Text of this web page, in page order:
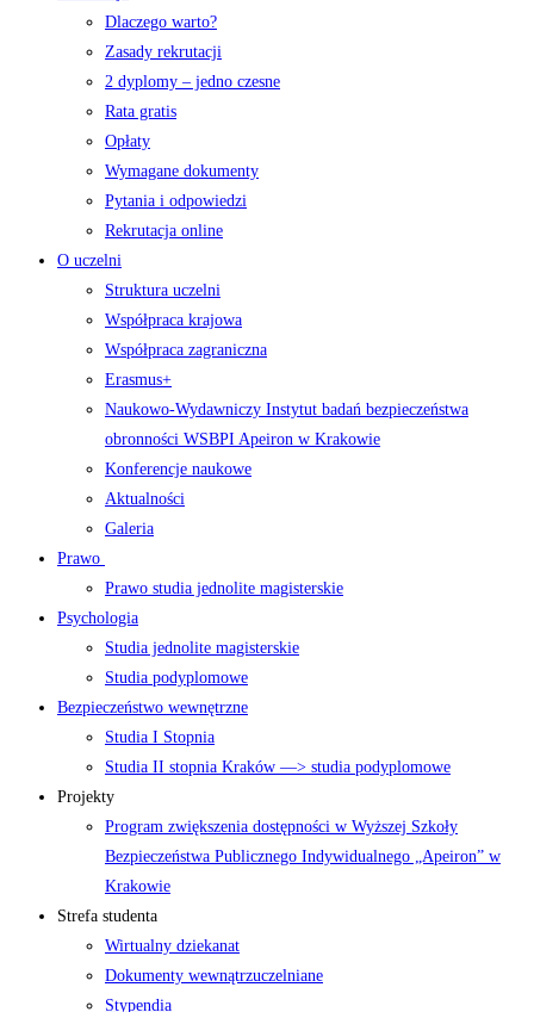
Dlaczego warto?
Zasady rekrutacji
2 dyplomy – jedno czesne
Rata gratis
Opłaty
Wymagane dokumenty
Pytania i odpowiedzi
Rekrutacja online
O uczelni
Struktura uczelni
Współpraca krajowa
Współpraca zagraniczna
Erasmus+
Naukowo-Wydawniczy Instytut badań bezpieczeństwa
obronności WSBPI Apeiron w Krakowie
Konferencje naukowe
Aktualności
Galeria
Prawo
Prawo studia jednolite magisterskie
Psychologia
Studia jednolite magisterskie
Studia podyplomowe
Bezpieczeństwo wewnętrzne
Studia I Stopnia
Studia II stopnia Kraków —> studia podyplomowe
Projekty
Program zwiększenia dostępności w Wyższej Szkoły
Bezpieczeństwa Publicznego Indywidualnego „Apeiron” w
Krakowie
Strefa studenta
Wirtualny dziekanat
Dokumenty wewnątrzuczelniane
Stypendia